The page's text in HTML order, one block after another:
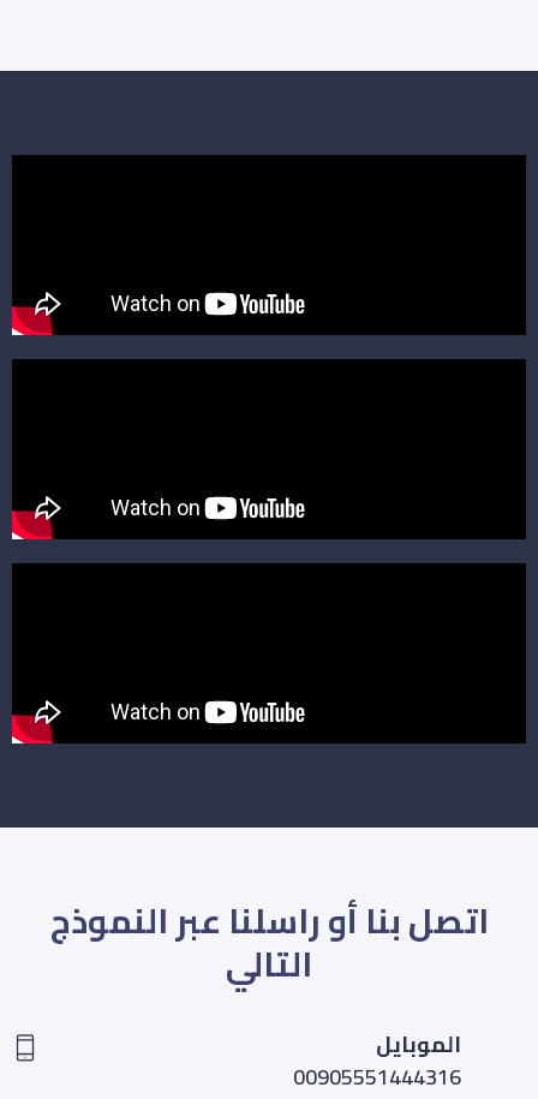
اتصل بنا أو راسلنا عبر النموذج
التالي
الموبايل
00905551444316